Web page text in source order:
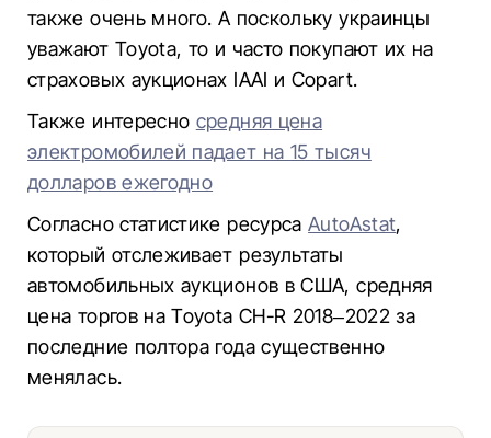
также очень много. А поскольку украинцы
уважают Toyota, то и часто покупают их на
страховых аукционах IAAI и Copart.
Также интересно средняя цена
электромобилей падает на 15 тысяч
долларов ежегодно
Согласно статистике ресурсаAutoAstat,
который отслеживает результаты
автомобильных аукционов в США, средняя
цена торгов на Toyota CH-R 2018–2022 за
последние полтора года существенно
менялась.